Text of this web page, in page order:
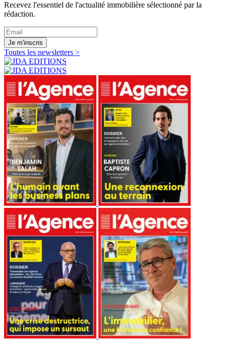
Recevez l'essentiel de l'actualité immobilière sélectionné par la
rédaction.
Je m'inscris
Toutes les newsletters >